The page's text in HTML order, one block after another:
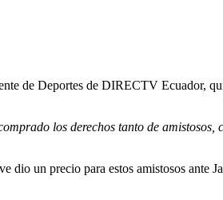
de Deportes de DIRECTV Ecuador,
los derechos tanto de amistosos,
dio un precio para estos amistosos ante